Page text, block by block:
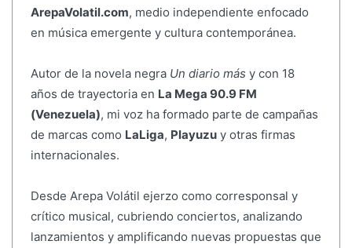
ArepaVolatil.com, medio independiente enfocado
en música emergente y cultura contemporánea.
Autor de la novela negra Un diario más y con 18
años de trayectoria en La Mega 90.9 FM
(Venezuela), mi voz ha formado parte de campañas
de marcas como LaLiga, Playuzuy otras firmas
internacionales.
Desde Arepa Volátil ejerzo como corresponsal y
crítico musical, cubriendo conciertos, analizando
lanzamientos y amplificando nuevas propuestas que